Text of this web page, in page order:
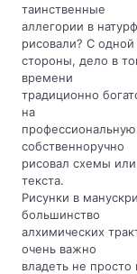
таинственные
аллегории в
рисовали? С одной
стороны, дело в
времени
традиционно
на
собственноручно
рисовал схемы
текста.
Рисунки в
большинство
алхимических
очень важно
владеть не